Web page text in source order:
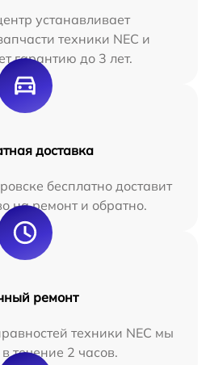
устанавливает
техники NEC и
гарантию до 3 лет.
доставка
бесплатно доставит
на ремонт и обратно.
ремонт
техники NEC мы
течение 2 часов.